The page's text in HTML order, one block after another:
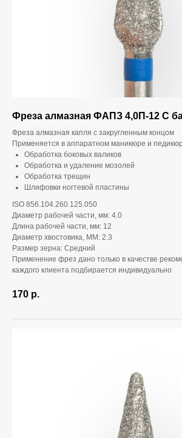
Фреза алмазная ФАПЗ 4,0П-12 С
Фреза алмазная капля с закругленным концом
Применяется в аппаратном маникюре и
Обработка боковых валиков
Обработка и удаление мозолей
Обработка трещин
Шлифовки ногтевой пластины
ISO 856.104.260.125.050
Диаметр рабочей части, мм: 4.0
Длина рабочей части, мм: 12
Диаметр хвостовика, ММ: 2.3
Размер зерна: Средний
Применение фрез дано только в качестве
каждого клиента подбирается индивидуально
170 р.